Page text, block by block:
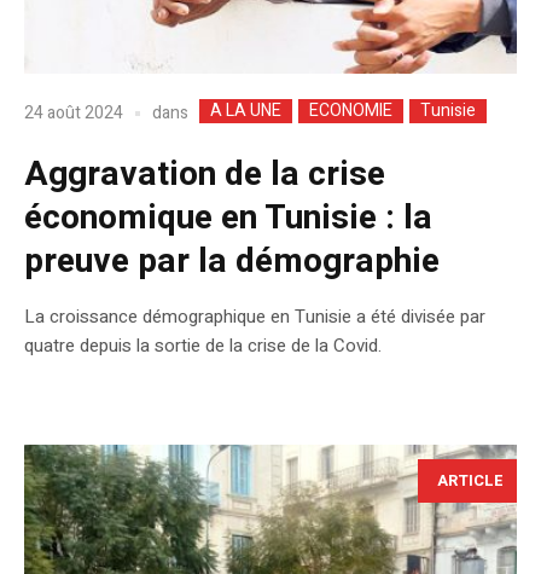
24 août 2024 dans A LA UNE ECONOMIE Tunisie
Aggravation de la crise
économique en Tunisie : la
preuve par la démographie
La croissance démographique en Tunisie a été divisée par
quatre depuis la sortie de la crise de la Covid.
ARTICLE